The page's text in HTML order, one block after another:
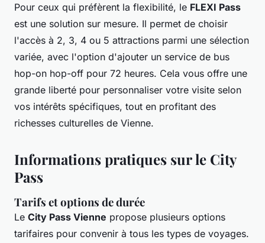
Pour ceux qui préfèrent la flexibilité, le FLEXI Pass
est une solution sur mesure. Il permet de choisir
l'accès à 2, 3, 4 ou 5 attractions parmi une sélection
variée, avec l'option d'ajouter un service de bus
hop-on hop-off pour 72 heures. Cela vous offre une
grande liberté pour personnaliser votre visite selon
vos intérêts spécifiques, tout en profitant des
richesses culturelles de Vienne.
Informations pratiques sur le City
Pass
Tarifs et options de durée
Le City Pass Vienne propose plusieurs options
tarifaires pour convenir à tous les types de voyages.